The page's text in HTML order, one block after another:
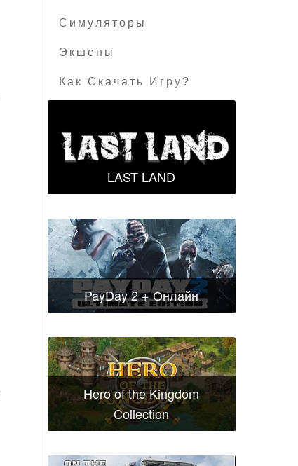
Симуляторы
Экшены
Как Скачать Игру?
LAST LAND
PayDay 2 + Онлайн
Hero of the Kingdom
Collection